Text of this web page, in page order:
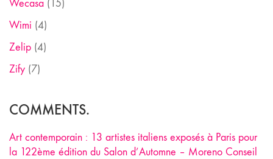
Wecasa (15)
Wimi (4)
Zelip (4)
Zify (7)
COMMENTS.
Art contemporain : 13 artistes italiens exposés à Paris pour
la 122ème édition du Salon d’Automne – Moreno Conseil